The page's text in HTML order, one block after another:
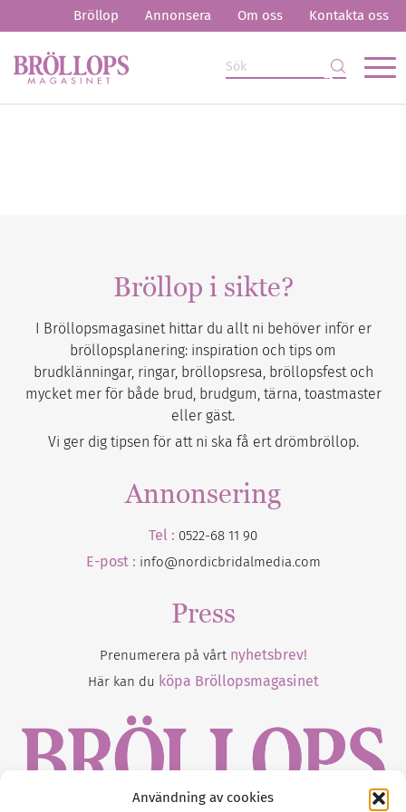
Användning av cookies
Bröllop Annonsera Om oss Kontakta oss
Bröllop i sikte?
I Bröllopsmagasinet hittar du allt ni behöver inför er
bröllopsplanering: inspiration och tips om
brudklänningar, ringar, bröllopsresa, bröllopsfest och
mycket mer för både brud, brudgum, tärna, toastmaster
eller gäst.
Vi ger dig tipsen för att ni ska få ert drömbröllop.
Annonsering
Tel : 0522-68 11 90
E-post : info@nordicbridalmedia.com
Press
Prenumerera på vårt nyhetsbrev!
Här kan du köpa Bröllopsmagasinet